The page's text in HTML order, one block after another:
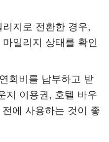
지로 전환한 경우,
일리지 상태를 확인
회비를 납부하고 받
지 이용권, 호텔 바우
에 사용하는 것이 좋